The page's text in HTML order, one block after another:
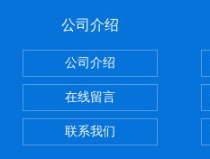
公司介绍
公司介绍
在线留言
联系我们